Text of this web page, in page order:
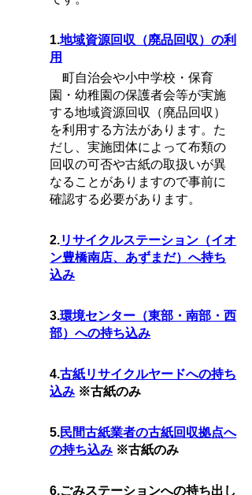
1.地域資源回収（廃品回収）の利
用
町自治会や小中学校・保育
園・幼稚園の保護者会等が実施
する地域資源回収（廃品回収）
を利用する方法があります。た
だし、実施団体によって布類の
回収の可否や古紙の取扱いが異
なることがありますので事前に
確認する必要があります。
2.リサイクルステーション（イオ
ン豊橋南店、あずまだ）へ持ち
込み
3.環境センター（東部・南部・西
部）への持ち込み
4.古紙リサイクルヤードへの持ち
込み ※古紙のみ
5.民間古紙業者の古紙回収拠点へ
の持ち込み ※古紙のみ
6.ごみステーションへの持ち出し